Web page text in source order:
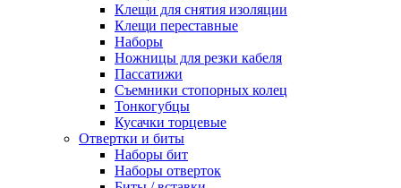
Клещи для снятия изоляции
Клещи переставные
Наборы
Ножницы для резки кабеля
Пассатижи
Съемники стопорных колец
Тонкогубцы
Кусачки торцевые
Отвертки и биты
Наборы бит
Наборы отверток